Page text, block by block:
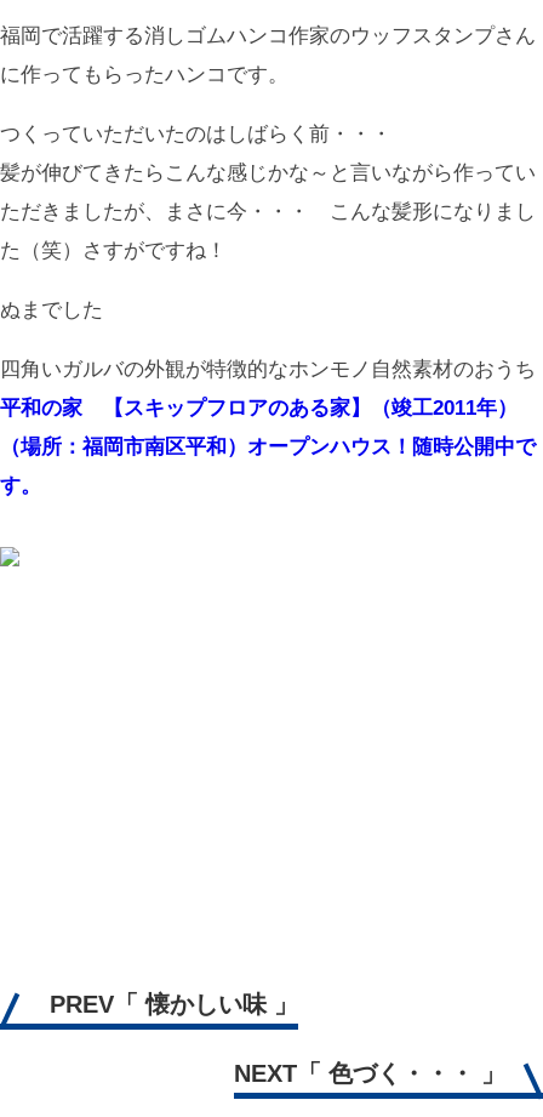
福岡で活躍する消しゴムハンコ作家のウッフスタンプさん
に作ってもらったハンコです。
つくっていただいたのはしばらく前・・・
髪が伸びてきたらこんな感じかな～と言いながら作ってい
ただきましたが、まさに今・・・ こんな髪形になりまし
た（笑）さすがですね！
ぬまでした
四角いガルバの外観が特徴的なホンモノ自然素材のおうち
平和の家 【スキップフロアのある家】（竣工2011年）
（場所：福岡市南区平和）オープンハウス！随時公開中で
す。
PREV「 懐かしい味 」
NEXT 「 色づく・・・ 」